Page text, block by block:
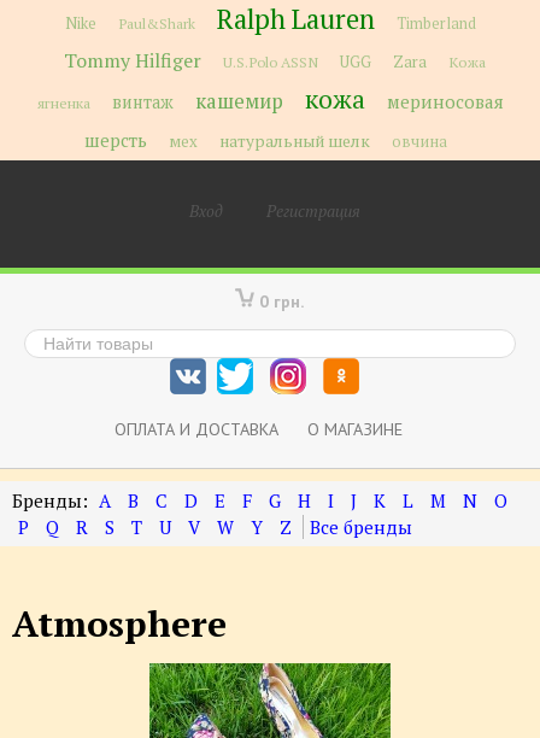
Nike
Paul&Shark Ralph Lauren Timberland
Tommy Hilfiger U.S.Polo ASSN UGG Zara
Кожа
ягненка
винтаж кашемир кожа
мериносовая
шерсть
мех натуральный шелк овчина
Вход Регистрация
0 грн.
ОПЛАТА И ДОСТАВКА О МАГАЗИНЕ
A B C D E F G H I J K L M N
O
P
Q R S T U V W Y Z
Atmosphere